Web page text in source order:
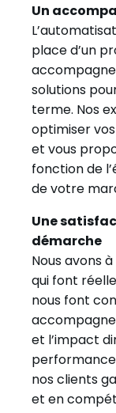
Un
place d’un
accompagne
solutions
terme. Nos
optimiser
et vous
fonction de
de votre
Une
démarche
Nous avons
qui font
nous font
et l’impact
nos clients
et en